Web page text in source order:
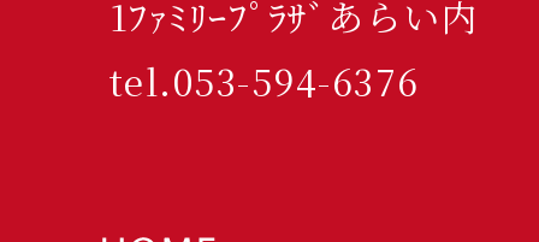
1ﾌｧﾐﾘｰﾌﾟﾗｻﾞあらい内
tel.053-594-6376